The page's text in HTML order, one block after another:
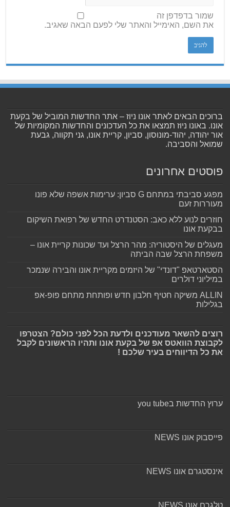
שמור בדפדפן זה
את השם, האימייל והאתר שלי לפעם הבאה שאגיב.
ברוכים הבאים לאתר אונו ניוז – אתר החדשות המוביל של בקעת
אונו. באונו ניוז תמצאו את כל העדכונים והחדשות המקומיות של
אור יהודה, יהוד-מונוסון, סביון, קריית אונו, גני תקווה, גבעת
שמואל והסביבה.
פוסטים אחרונים
מפגע סביבתי במתחם G סביון: ערימות אשפה שלא פונו
מעוררות זעם
חוזרים לנוע ללא כאב: הסטנדרט החדש של רפואת השיקום
בבקעת אונו
מעגלים של היסטוריה: מהר הרצל ועד שכונות קריית אונו –
משפחת הרצל שבה הביתה
הסטארטאפ "דונדי" של היזמים מקריית אונו והבירה שנמכר
במיליוני דולרים
ALLIN משיקה חטיף חלבון חדש ופותחת מתחם פופ-אפ
בגלילות
רוצים להשאר מעודכנים ולדעת הכל לפני כולם? הצטרפו
לקבוצת הוואטס אפ של בקעת אונו ותהיו הראשונים לקבל
את כל הדיווחים בעיר שלכם !
ערוץ החדשות בyou tube
פייסבוק אונו NEWS
אינסטגרם אונו NEWS